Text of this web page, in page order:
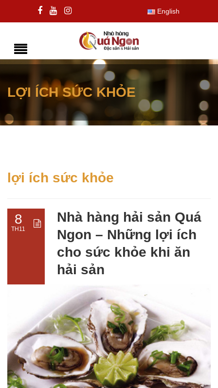
English
LỢI ÍCH SỨC KHỎE
lợi ích sức khỏe
8
TH11
Nhà hàng hải sản Quá
Ngon – Những lợi ích
cho sức khỏe khi ăn
hải sản